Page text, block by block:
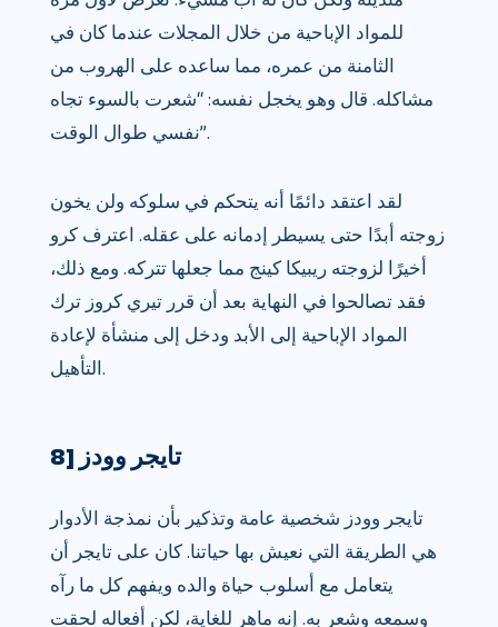
للمواد الإباحية من خلال المجلات عندما كان في
الثامنة من عمره، مما ساعده على الهروب من
مشاكله. قال وهو يخجل نفسه: “شعرت بالسوء تجاه
نفسي طوال الوقت”.
لقد اعتقد دائمًا أنه يتحكم في سلوكه ولن يخون
زوجته أبدًا حتى يسيطر إدمانه على عقله. اعترف كرو
أخيرًا لزوجته ريبيكا كينج مما جعلها تتركه. ومع ذلك،
فقد تصالحوا في النهاية بعد أن قرر تيري كروز ترك
المواد الإباحية إلى الأبد ودخل إلى منشأة لإعادة
التأهيل.
8] تايجر وودز
تايجر وودز شخصية عامة وتذكير بأن نمذجة الأدوار
هي الطريقة التي نعيش بها حياتنا. كان على تايجر أن
يتعامل مع أسلوب حياة والده ويفهم كل ما رآه
وسمعه وشعر به. إنه ماهر للغاية، لكن أفعاله لحقت